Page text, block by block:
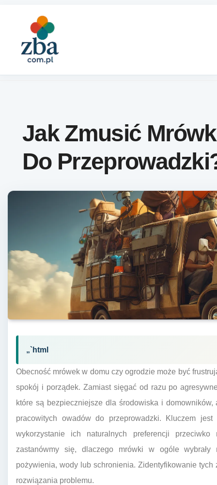
Jak Zmusić
Do
„`html
Obecność mrówek w domu czy ogrodzie może być
spokój i porządek. Zamiast sięgać od razu po
które są bezpieczniejsze dla środowiska i
pracowitych owadów do przeprowadzki. Kluczem
wykorzystanie ich naturalnych preferencji
zastanówmy się, dlaczego mrówki w ogóle
pożywienia, wody lub schronienia. Zidentyfikowanie
rozwiązania problemu.